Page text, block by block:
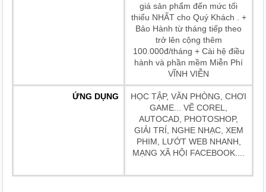
giá sản phẩm đến mức tối
thiểu NHẤT cho Quý Khách . +
Bảo Hành từ tháng tiếp theo
trở lên cộng thêm
100.000đ/tháng + Cài hệ điều
hành và phần mềm Miễn Phí
VĨNH VIỄN
ỨNG DỤNG
HỌC TẬP, VĂN PHÒNG, CHƠI
GAME... VẼ COREL,
AUTOCAD, PHOTOSHOP,
GIẢI TRÍ, NGHE NHẠC, XEM
PHIM, LƯỚT WEB NHANH,
MẠNG XÃ HỘI FACEBOOK....